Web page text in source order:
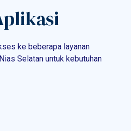
ke beberapa layanan
Selatan untuk kebutuhan